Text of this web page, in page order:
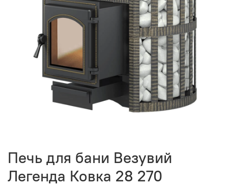
Печь для бани Везувий
Легенда Ковка 28 270